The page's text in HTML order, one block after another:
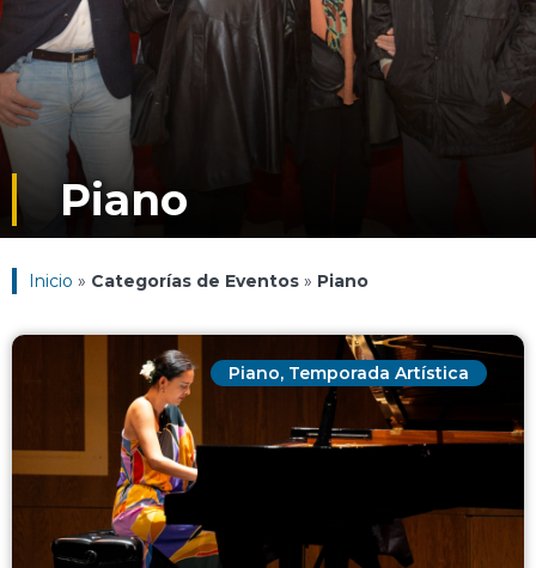
Piano
Inicio » Categorías de Eventos » Piano
Piano, Temporada Artística